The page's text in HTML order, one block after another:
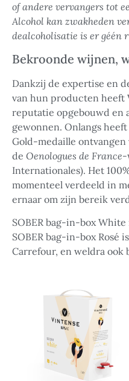
of andere vervangers tot
Alcohol kan zwakheden
dealcoholisatie is er géén
Bekroonde wijnen,
Dankzij de expertise en
van hun producten heeft
reputatie opgebouwd en
gewonnen. Onlangs
Gold-medaille ontvangen
de Oenologues de France-
Internationales). Het
momenteel verdeeld in
ernaar om zijn bereik
SOBER bag-in-box
SOBER bag-in-box Rosé
Carrefour, en weldra ook